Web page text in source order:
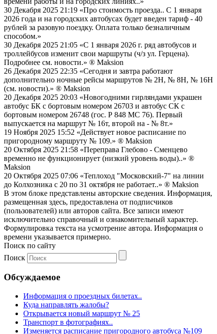
30 Декабря 2025 21:19 «Про стоимость проезда.. С 1 января
2026 года и на городских автобусах будет введен тариф - 40
рублей за разовую поездку. Оплата только безналичным
способом.»
30 Декабря 2025 21:05 «С 1 января 2026 г. ряд автобусов и
троллейбусов изменит свои маршруты (ч/з ул. Герцена).
Подробнее см. новости.» ® Maksion
26 Декабря 2025 22:35 «Сегодня и завтра работают
дополнительно ночные рейсы маршрутов № 2Н, № 8Н, № 16Н
(см. новости).» ® Maksion
20 Декабря 2025 20:03 «Новогодними гирляндами украшен
автобус БК с бортовым номером 26703 и автобус СК с
бортовым номером 26748 (гос. Р 848 МС 76). Первый
выпускается на маршрут № 16т, второй на - № 8т.»
19 Ноября 2025 15:52 «Действует новое расписание по
пригородному маршруту № 109.» ® Maksion
20 Октября 2025 21:58 «Переправа Глебово - Сменцево
временно не функционирует (низкий уровень воды)..» ®
Maksion
20 Октября 2025 07:06 «Теплоход "Московский-7" на линии
до Колхозника с 20 по 31 октября не работает..» ® Maksion
В этом блоке представлены авторские сведения. Информация,
размещенная здесь, предоставлена от подписчиков
(пользователей) или авторов сайта. Все записи имеют
исключительно справочный и ознакомительный характер.
Формулировка текста на усмотрение автора. Информация о
времени указывается примерно.
Поиск по сайту
Поиск
Обсуждаемое
Информация о проездных билетах..
Куда направлять жалобы?
Открывается новый маршрут № 25
Транспорт в фотографиях..
Изменяется расписание пригородного автобуса №109